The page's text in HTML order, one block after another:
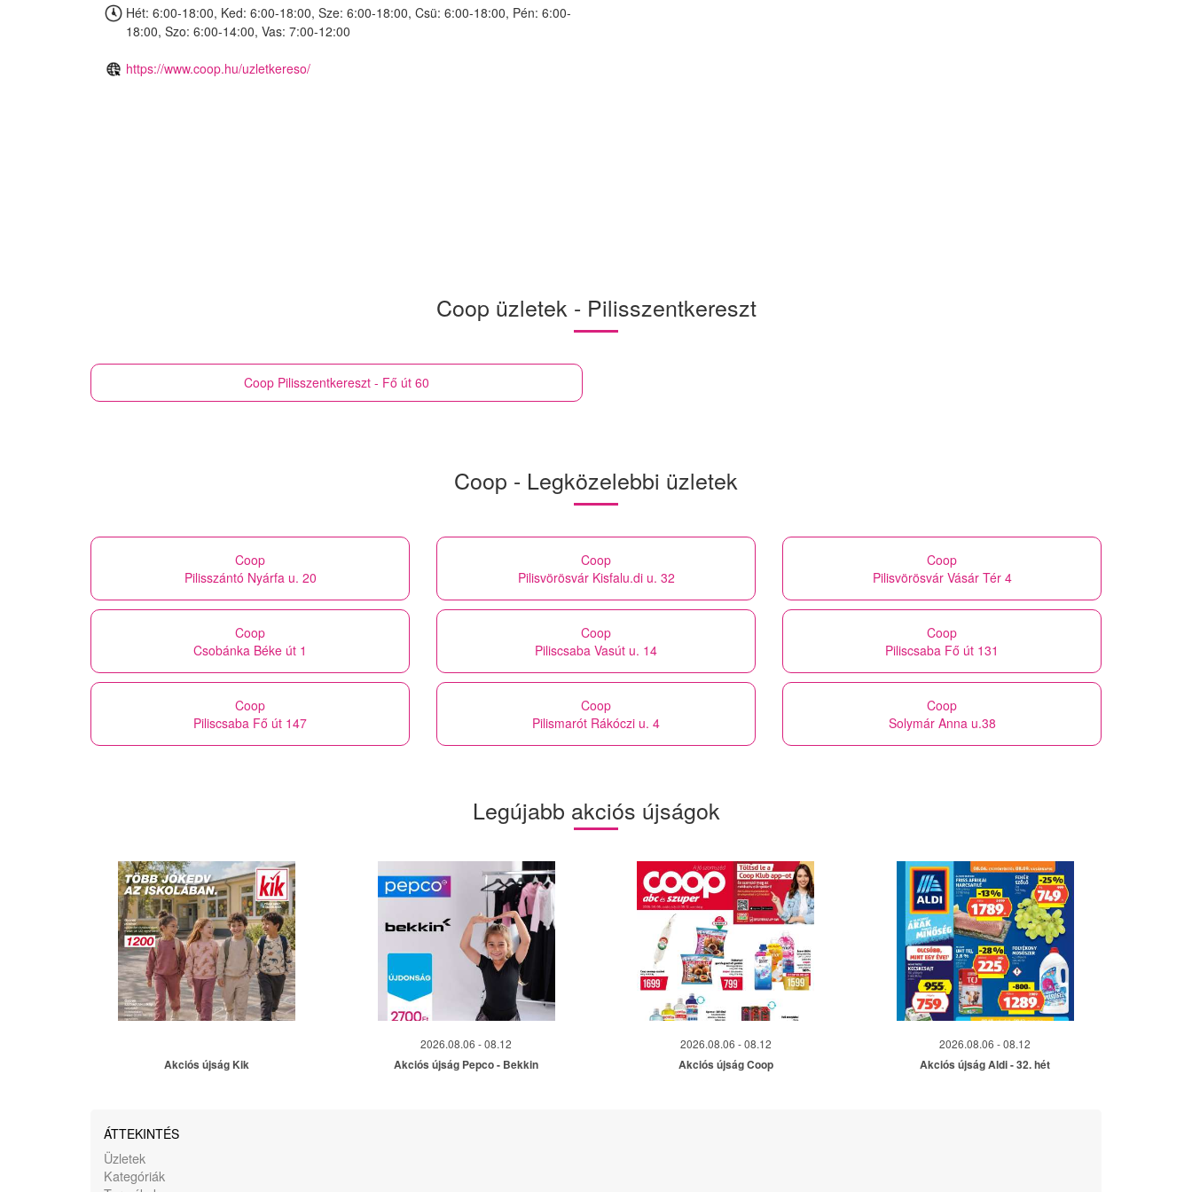
Hét: 6:00-18:00, Ked: 6:00-18:00, Sze: 6:00-18:00, Csü: 6:00-18:00, Pén: 6:00-
18:00, Szo: 6:00-14:00, Vas: 7:00-12:00
https://www.coop.hu/uzletkereso/
Coop üzletek - Pilisszentkereszt
Coop Pilisszentkereszt - Fő út 60
Coop - Legközelebbi üzletek
Coop
Pilisszántó Nyárfa u. 20
Coop
Pilisvörösvár Kisfalu.di u. 32
Coop
Pilisvörösvár Vásár Tér 4
Coop
Csobánka Béke út 1
Coop
Piliscsaba Vasút u. 14
Coop
Piliscsaba Fő út 131
Coop
Piliscsaba Fő út 147
Coop
Pilismarót Rákóczi u. 4
Coop
Solymár Anna u.38
Legújabb akciós újságok
Akciós újság Kik
2026.08.06 - 08.12
Akciós újság Pepco - Bekkin
2026.08.06 - 08.12
Akciós újság Coop
2026.08.06 - 08.12
Akciós újság Aldi - 32. hét
ÁTTEKINTÉS
Üzletek
Kategóriák